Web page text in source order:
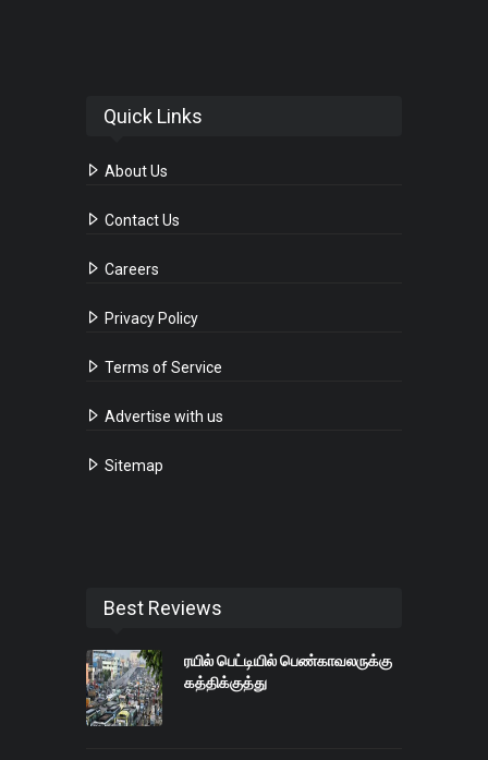
Quick Links
About Us
Contact Us
Careers
Privacy Policy
Terms of Service
Advertise with us
Sitemap
Best Reviews
ரயில் பெட்டியில் பெண்காவலருக்கு
கத்திக்குத்து